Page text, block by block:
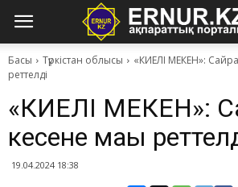
Басы Түркістан облысы
«КИЕЛІ МЕКЕН»:
реттелді
«КИЕЛІ МЕКЕН»:
кесене маңы
19.04.2024 18:38